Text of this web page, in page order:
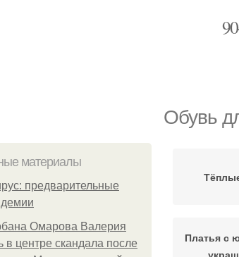
Обувь
материалы
предварительные
Омарова Валерия
в центре скандала после
Платья с